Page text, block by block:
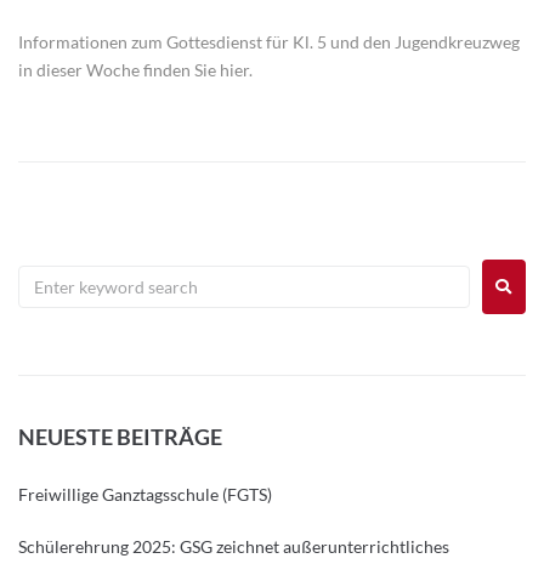
Informationen zum Gottesdienst für Kl. 5 und den Jugendkreuzweg
in dieser Woche finden Sie hier.
NEUESTE BEITRÄGE
Freiwillige Ganztagsschule (FGTS)
Schülerehrung 2025: GSG zeichnet außerunterrichtliches